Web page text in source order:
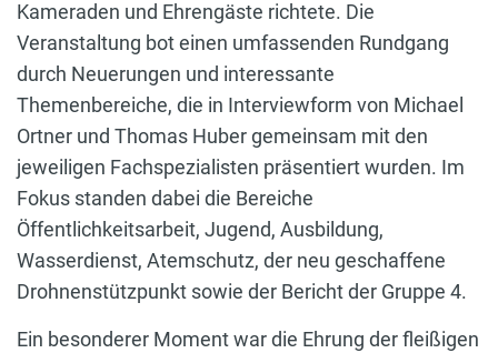
Kameraden und Ehrengäste richtete. Die
Veranstaltung bot einen umfassenden Rundgang
durch Neuerungen und interessante
Themenbereiche, die in Interviewform von Michael
Ortner und Thomas Huber gemeinsam mit den
jeweiligen Fachspezialisten präsentiert wurden. Im
Fokus standen dabei die Bereiche
Öffentlichkeitsarbeit, Jugend, Ausbildung,
Wasserdienst, Atemschutz, der neu geschaffene
Drohnenstützpunkt sowie der Bericht der Gruppe 4.
Ein besonderer Moment war die Ehrung der fleißigen